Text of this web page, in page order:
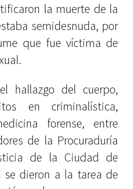
la muerte de la
semidesnuda, por
que fue víctima de
hallazgo del cuerpo,
en criminalística,
forense, entre
de la Procuraduría
de la Ciudad de
se dieron a la tarea de